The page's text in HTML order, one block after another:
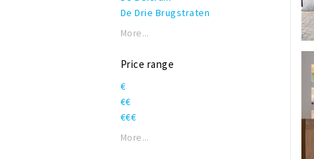
De Drie Brugstraten
De Haagdijken
Grote Markt
Kernwinkelgebied;
Ginnekenstraat, Eindstraat,
Karrestraat & Torenstraat
Nieuwstraat Breda
Oranje Zuid
More...
Price range
€
€€
€€€
More...